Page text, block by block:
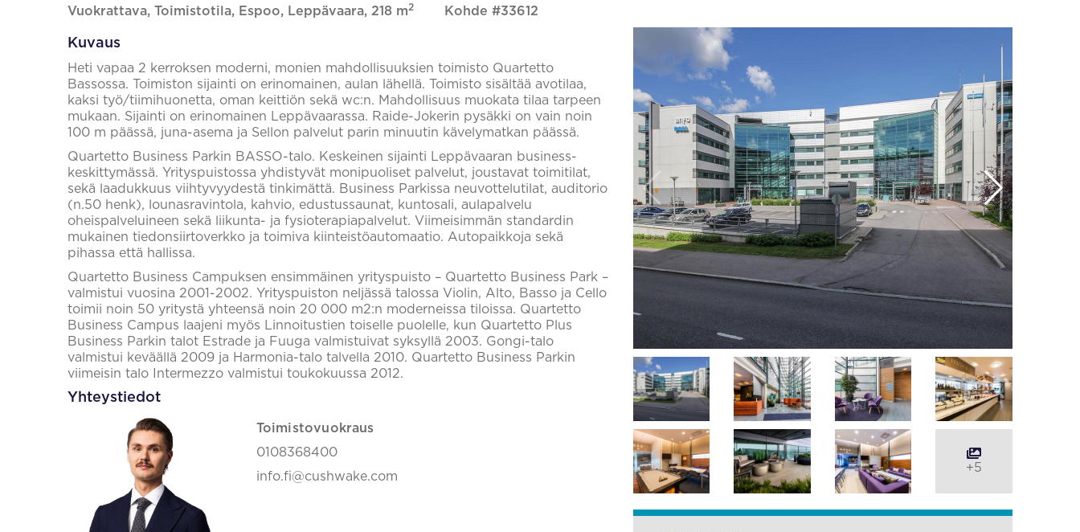
Vuokrattava, Toimistotila, Espoo, Leppävaara, 218 m2 Kohde #33612
Kuvaus
Heti vapaa 2 kerroksen moderni, monien mahdollisuuksien toimisto Quartetto
Bassossa. Toimiston sijainti on erinomainen, aulan lähellä. Toimisto sisältää avotilaa,
kaksi työ/tiimihuonetta, oman keittiön sekä wc:n. Mahdollisuus muokata tilaa tarpeen
mukaan. Sijainti on erinomainen Leppävaarassa. Raide-Jokerin pysäkki on vain noin
100 m päässä, juna-asema ja Sellon palvelut parin minuutin kävelymatkan päässä.
Quartetto Business Parkin BASSO-talo. Keskeinen sijainti Leppävaaran business-
keskittymässä. Yrityspuistossa yhdistyvät monipuoliset palvelut, joustavat toimitilat,
sekä laadukkuus viihtyvyydestä tinkimättä. Business Parkissa neuvottelutilat, auditorio
(n.50 henk), lounasravintola, kahvio, edustussaunat, kuntosali, aulapalvelu
oheispalveluineen sekä liikunta- ja fysioterapiapalvelut. Viimeisimmän standardin
mukainen tiedonsiirtoverkko ja toimiva kiinteistöautomaatio. Autopaikkoja sekä
pihassa että hallissa.
Quartetto Business Campuksen ensimmäinen yrityspuisto – Quartetto Business Park –
valmistui vuosina 2001-2002. Yrityspuiston neljässä talossa Violin, Alto, Basso ja Cello
toimii noin 50 yritystä yhteensä noin 20 000 m2:n moderneissa tiloissa. Quartetto
Business Campus laajeni myös Linnoitustien toiselle puolelle, kun Quartetto Plus
Business Parkin talot Estrade ja Fuuga valmistuivat syksyllä 2003. Gongi-talo
valmistui keväällä 2009 ja Harmonia-talo talvella 2010. Quartetto Business Parkin
viimeisin talo Intermezzo valmistui toukokuussa 2012.
Yhteystiedot
Toimistovuokraus
0108368400
info.fi@cushwake.com
+5